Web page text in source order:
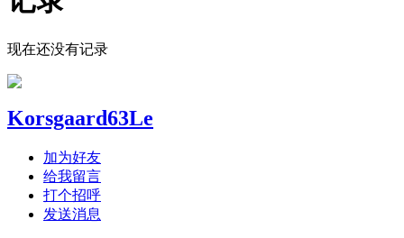
现在还没有记录
Korsgaard63Le
加为好友
给我留言
打个招呼
发送消息